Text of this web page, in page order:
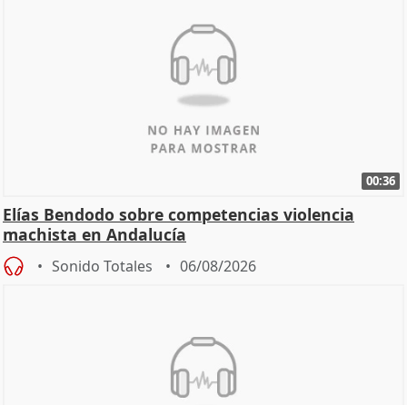
00:36
Elías Bendodo sobre competencias violencia
machista en Andalucía
Sonido Totales 06/08/2026